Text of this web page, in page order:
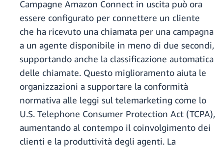
Campagne Amazon Connect in uscita può ora
essere configurato per connettere un cliente
che ha ricevuto una chiamata per una campagna
a un agente disponibile in meno di due secondi,
supportando anche la classificazione automatica
delle chiamate. Questo miglioramento aiuta le
organizzazioni a supportare la conformità
normativa alle leggi sul telemarketing come lo
U.S. Telephone Consumer Protection Act (TCPA),
aumentando al contempo il coinvolgimento dei
clienti e la produttività degli agenti. La